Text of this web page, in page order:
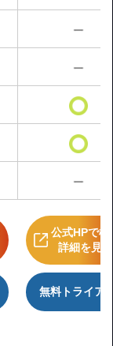
公式HPで機
詳細を見る
無料トライア